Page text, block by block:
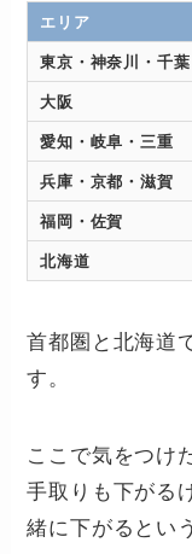
エリア
東京・神奈川・千
大阪
愛知・岐阜・三重
兵庫・京都・滋賀
福岡・佐賀
北海道
首都圏と北海道
す。
ここで気をつけ
手取りも下がる
緒に下がるとい